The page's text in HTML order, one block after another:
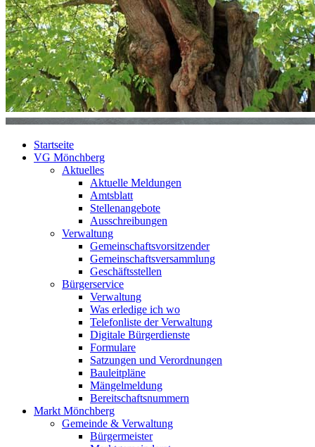
Startseite
VG Mönchberg
Aktuelles
Aktuelle Meldungen
Amtsblatt
Stellenangebote
Ausschreibungen
Verwaltung
Gemeinschaftsvorsitzender
Gemeinschaftsversammlung
Geschäftsstellen
Bürgerservice
Verwaltung
Was erledige ich wo
Telefonliste der Verwaltung
Digitale Bürgerdienste
Formulare
Satzungen und Verordnungen
Bauleitpläne
Mängelmeldung
Bereitschaftsnummern
Markt Mönchberg
Gemeinde & Verwaltung
Bürgermeister